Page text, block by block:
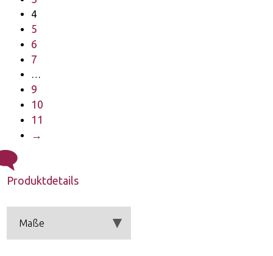
4
5
6
7
…
9
10
11
→
Produktdetails
Maße